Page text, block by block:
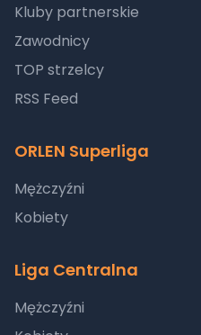
Kluby partnerskie
Zawodnicy
TOP strzelcy
RSS Feed
ORLEN Superliga
Mężczyźni
Kobiety
Liga Centralna
Mężczyźni